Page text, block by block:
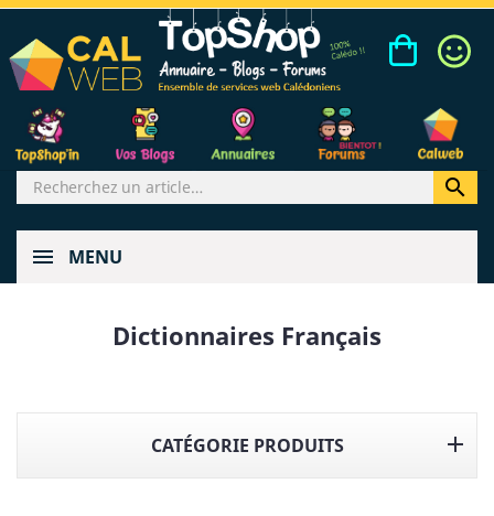

MENU
Dictionnaires Français
CATÉGORIE PRODUITS 